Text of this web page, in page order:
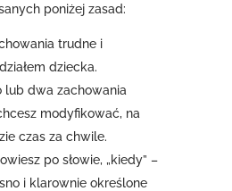
poniżej zasad:
trudne i
dziecka.
lub dwa zachowania
modyfikować, na
czas za chwile.
po słowie, „kiedy” –
i klarownie określone